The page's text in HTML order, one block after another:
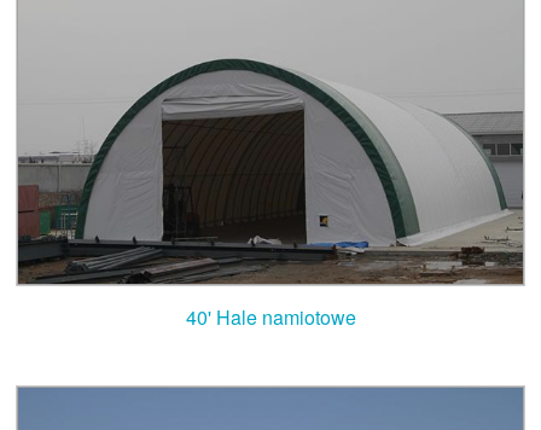
40' Hale namiotowe